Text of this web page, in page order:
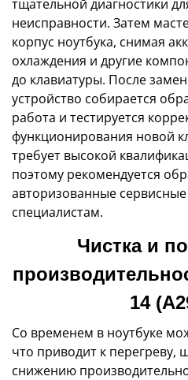
тщательной диагностики
неисправности. Затем
корпус ноутбука, снимая
охлаждения и другие
до клавиатуры. После
устройство собирается
работа и тестируется
функционирования новой
требует высокой
поэтому рекомендуется
авторизованные
специалистам.
Чистка и
14
Со временем в ноутбуке
что приводит к перегреву,
снижению